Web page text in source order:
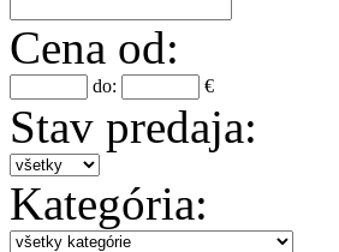
Cena od:
do: €
Stav predaja:
Kategória: